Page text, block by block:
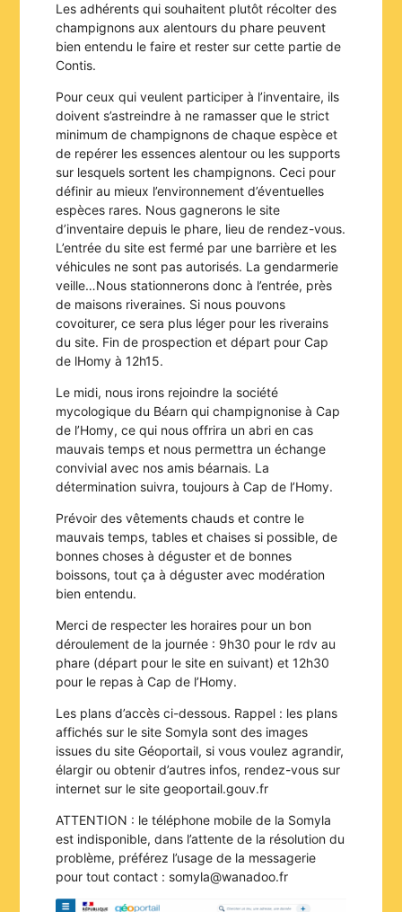
Les adhérents qui souhaitent plutôt récolter des
champignons aux alentours du phare peuvent
bien entendu le faire et rester sur cette partie de
Contis.
Pour ceux qui veulent participer à l’inventaire, ils
doivent s’astreindre à ne ramasser que le strict
minimum de champignons de chaque espèce et
de repérer les essences alentour ou les supports
sur lesquels sortent les champignons. Ceci pour
définir au mieux l’environnement d’éventuelles
espèces rares. Nous gagnerons le site
d’inventaire depuis le phare, lieu de rendez-vous.
L’entrée du site est fermé par une barrière et les
véhicules ne sont pas autorisés. La gendarmerie
veille…Nous stationnerons donc à l’entrée, près
de maisons riveraines. Si nous pouvons
covoiturer, ce sera plus léger pour les riverains
du site. Fin de prospection et départ pour Cap
de lHomy à 12h15.
Le midi, nous irons rejoindre la société
mycologique du Béarn qui champignonise à Cap
de l’Homy, ce qui nous offrira un abri en cas
mauvais temps et nous permettra un échange
convivial avec nos amis béarnais. La
détermination suivra, toujours à Cap de l’Homy.
Prévoir des vêtements chauds et contre le
mauvais temps, tables et chaises si possible, de
bonnes choses à déguster et de bonnes
boissons, tout ça à déguster avec modération
bien entendu.
Merci de respecter les horaires pour un bon
déroulement de la journée : 9h30 pour le rdv au
phare (départ pour le site en suivant) et 12h30
pour le repas à Cap de l’Homy.
Les plans d’accès ci-dessous. Rappel : les plans
affichés sur le site Somyla sont des images
issues du site Géoportail, si vous voulez agrandir,
élargir ou obtenir d’autres infos, rendez-vous sur
internet sur le site geoportail.gouv.fr
ATTENTION : le téléphone mobile de la Somyla
est indisponible, dans l’attente de la résolution du
problème, préférez l’usage de la messagerie
pour tout contact : somyla@wanadoo.fr